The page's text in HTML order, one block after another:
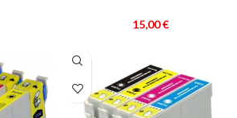
T2711/2/3/4
15,00€